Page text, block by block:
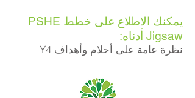
يمكنك الاطلاع على خطط PSHE
Jigsaw أدناه:
نظرة عامة على أحلام وأهداف Y4